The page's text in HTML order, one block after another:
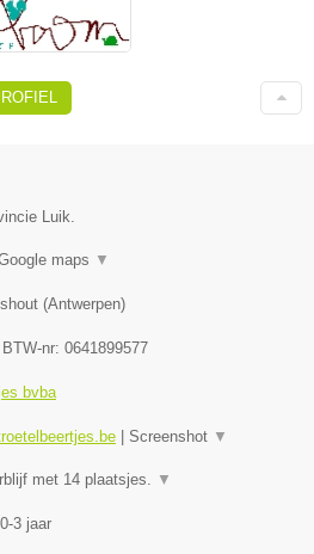
Luik.
maps ▼
(Antwerpen)
, BTW-nr: 0641899577
bvba
Screenshot ▼
met 14 plaatsjes. ▼
3 jaar